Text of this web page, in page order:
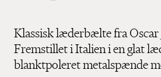
Klassisk læderbælte fra Oscar
Fremstillet i Italien i en glat
blanktpoleret metalspænde